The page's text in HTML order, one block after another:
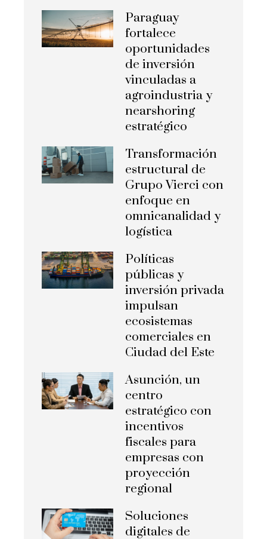
Paraguay
fortalece
oportunidades
de inversión
vinculadas a
agroindustria y
nearshoring
estratégico
Transformación
estructural de
Grupo Vierci con
enfoque en
omnicanalidad y
logística
Políticas
públicas y
inversión privada
impulsan
ecosistemas
comerciales en
Ciudad del Este
Asunción, un
centro
estratégico con
incentivos
fiscales para
empresas con
proyección
regional
Soluciones
digitales de